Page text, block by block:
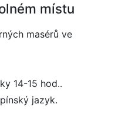
místu
masérů ve
14-15 hod..
jazyk.